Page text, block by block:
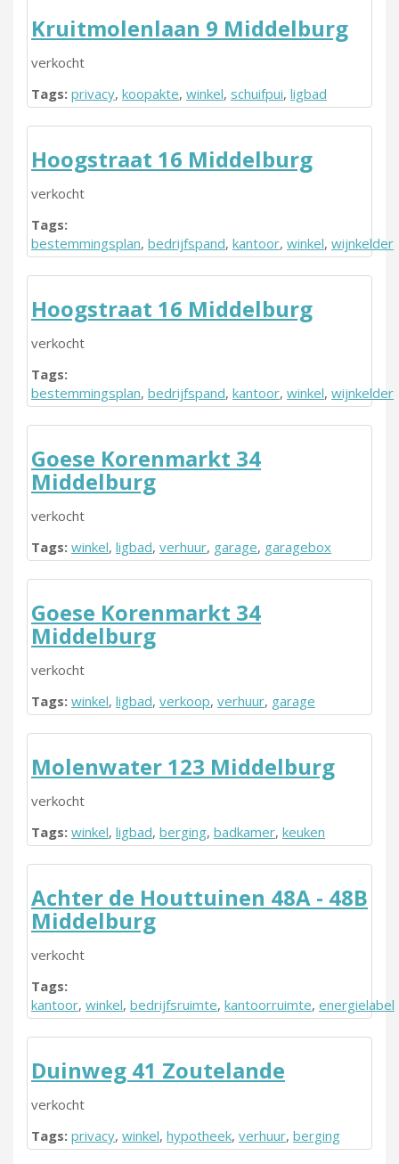
Kruitmolenlaan 9 Middelburg
verkocht
Tags: privacy, koopakte, winkel, schuifpui, ligbad
Hoogstraat 16 Middelburg
verkocht
Tags:
bestemmingsplan, bedrijfspand, kantoor, winkel, wijnkelder
Hoogstraat 16 Middelburg
verkocht
Tags:
bestemmingsplan, bedrijfspand, kantoor, winkel, wijnkelder
Goese Korenmarkt 34
Middelburg
verkocht
Tags: winkel, ligbad, verhuur, garage, garagebox
Goese Korenmarkt 34
Middelburg
verkocht
Tags: winkel, ligbad, verkoop, verhuur, garage
Molenwater 123 Middelburg
verkocht
Tags: winkel, ligbad, berging, badkamer, keuken
Achter de Houttuinen 48A - 48B
Middelburg
verkocht
Tags:
kantoor, winkel, bedrijfsruimte, kantoorruimte, energielabel
Duinweg 41 Zoutelande
verkocht
Tags: privacy, winkel, hypotheek, verhuur, berging